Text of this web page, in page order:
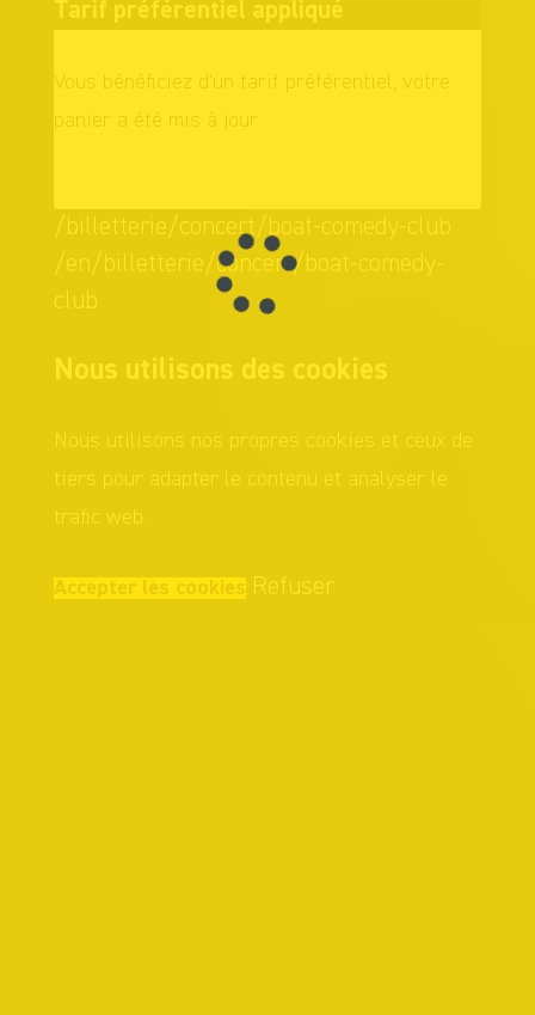
Tarif préférentiel appliqué
Vous bénéficiez d'un tarif préférentiel, votre
panier a été mis à jour.
/billetterie/concert/boat-comedy-club
/en/billetterie/concert/boat-comedy-
club
Nous utilisons des cookies
Nous utilisons nos propres cookies et ceux de
tiers pour adapter le contenu et analyser le
trafic web.
Accepter les cookies Refuser